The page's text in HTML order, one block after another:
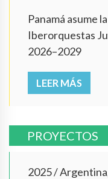
Panamá asume
Iberorquestas
2026–2029
LEER MÁS
PROYECTOS
2025/